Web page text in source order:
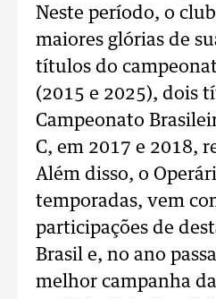
Neste período, o
maiores glórias de
títulos do
(2015 e 2025), dois
Campeonato
C, em 2017 e 2018,
Além disso, o
temporadas, vem
participações de
Brasil e, no ano
melhor campanha